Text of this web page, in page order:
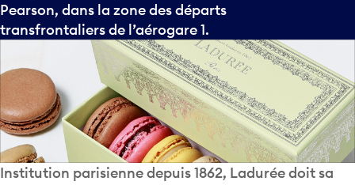
Pearson, dans la zone des départs
transfrontaliers de l’aérogare 1.
Institution parisienne depuis 1862, Ladurée doit sa